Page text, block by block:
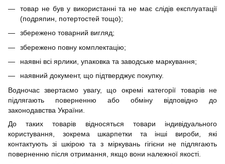
товар не був у використанні та не має слідів експлуатації
(подряпин, потертостей тощо);
збережено товарний вигляд;
збережено повну комплектацію;
наявні всі ярлики, упаковка та заводське маркування;
наявний документ, що підтверджує покупку.
Водночас звертаємо увагу, що окремі категорії товарів не
підлягають поверненню або обміну відповідно до
законодавства України.
До таких товарів відносяться товари індивідуального
користування, зокрема шкарпетки та інші вироби, які
контактують зі шкірою та з міркувань гігієни не підлягають
поверненню після отримання, якщо вони належної якості.